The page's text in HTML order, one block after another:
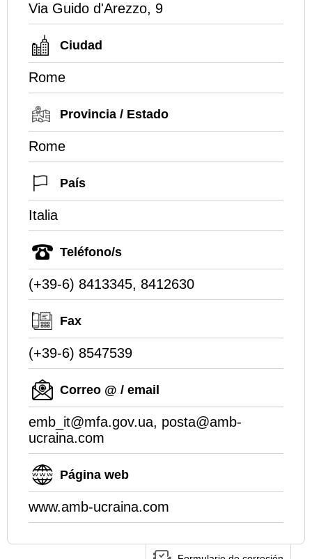
Via Guido d'Arezzo, 9
Ciudad
Rome
Provincia / Estado
Rome
País
Italia
Teléfono/s
(+39-6) 8413345, 8412630
Fax
(+39-6) 8547539
Correo @ / email
emb_it@mfa.gov.ua, posta@amb-
ucraina.com
Página web
www.amb-ucraina.com